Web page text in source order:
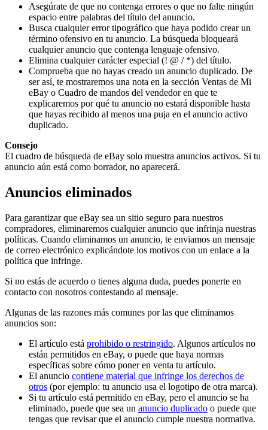
Asegúrate de que no contenga errores o que no falte ningún
espacio entre palabras del título del anuncio.
Busca cualquier error tipográfico que haya podido crear un
término ofensivo en tu anuncio. La búsqueda bloqueará
cualquier anuncio que contenga lenguaje ofensivo.
Elimina cualquier carácter especial (! @ / *) del título.
Comprueba que no hayas creado un anuncio duplicado. De
ser así, te mostraremos una nota en la sección Ventas de Mi
eBay o Cuadro de mandos del vendedor en que te
explicaremos por qué tu anuncio no estará disponible hasta
que hayas recibido al menos una puja en el anuncio activo
duplicado.
Consejo
El cuadro de búsqueda de eBay solo muestra anuncios activos. Si tu
anuncio aún está como borrador, no aparecerá.
Anuncios eliminados
Para garantizar que eBay sea un sitio seguro para nuestros
compradores, eliminaremos cualquier anuncio que infrinja nuestras
políticas. Cuando eliminamos un anuncio, te enviamos un mensaje
de correo electrónico explicándote los motivos con un enlace a la
política que infringe.
Si no estás de acuerdo o tienes alguna duda, puedes ponerte en
contacto con nosotros contestando al mensaje.
Algunas de las razones más comunes por las que eliminamos
anuncios son:
El artículo está prohibido o restringido. Algunos artículos no
están permitidos en eBay, o puede que haya normas
específicas sobre cómo poner en venta tu artículo.
El anuncio contiene material que infringe los derechos de
otros (por ejemplo: tu anuncio usa el logotipo de otra marca).
Si tu artículo está permitido en eBay, pero el anuncio se ha
eliminado, puede que sea un anuncio duplicado o puede que
tengas que revisar que el anuncio cumple nuestra normativa.